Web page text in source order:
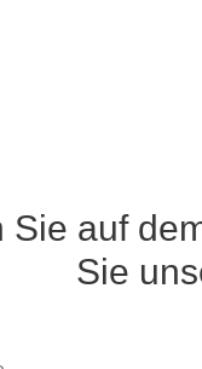
Sie auf
Sie